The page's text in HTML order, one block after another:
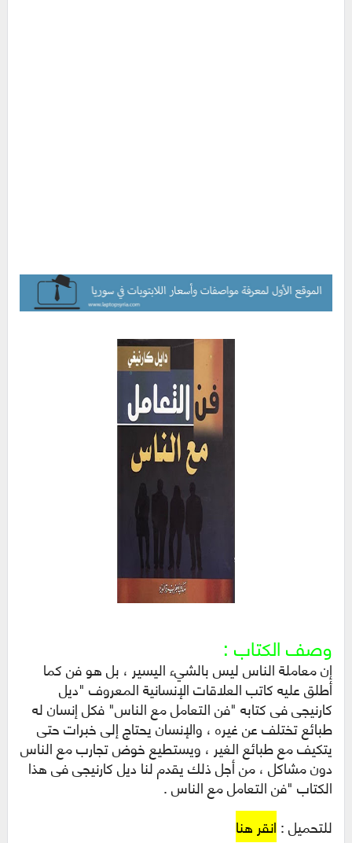
وصف الكتاب :
إن معاملة الناس ليس بالشيء اليسير ، بل هو فن كما
أطلق عليه كاتب العلاقات الإنسانية المعروف "ديل
كارنيجى فى كتابه "فن التعامل مع الناس" فكل إنسان له
طبائع تختلف عن غيره ، والإنسان يحتاج إلى خبرات حتى
يتكيف مع طبائع الغير ، ويستطيع خوض تجارب مع الناس
دون مشاكل ، من أجل ذلك يقدم لنا ديل كارنيجى فى هذا
الكتاب "فن التعامل مع الناس .
للتحميل :انقر هنا